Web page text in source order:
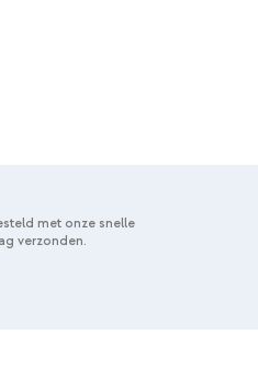
met onze snelle
verzonden.